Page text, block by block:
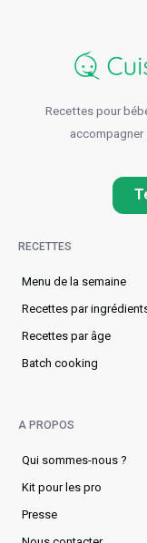
Recettes pour
accompagner
RECETTES
Menu de la semaine​
Recettes par
Recettes par âge
Batch cooking
A PROPOS
Qui sommes-nous ?
Kit pour les pro
Presse